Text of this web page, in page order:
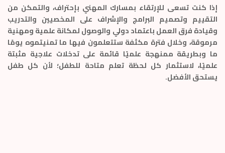
إذا كنت تسعى للإرتقاء بمسارك المهني بإحتراف، والتمكن من
التقييم وتصميم البرامج والإشراف على المخصيين والتدريب
وقيادة فرق العمل باعتماد دولي والوصول لمكانة علمية ومهنية
مرموقة، وخلال فترة مكثفة ستتعلمون فيها ما تمنيتموه يومًا
ما وبطريقة ممنهجة علميًا قائمة على تدخلات علاجية مثبتة
علميًا، لاستثمار كل لحظة تعلم متاحة للطفل؛ لأن كل طفل
يستحق الأفضل.